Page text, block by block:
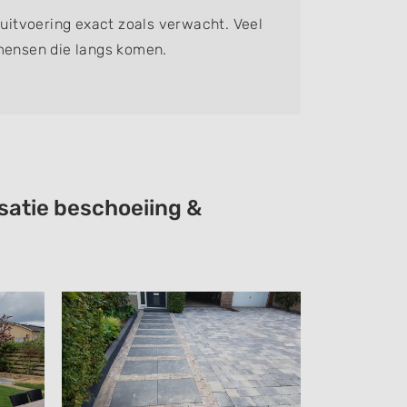
exact zoals verwacht. Veel
die langs komen.
beschoeiing &